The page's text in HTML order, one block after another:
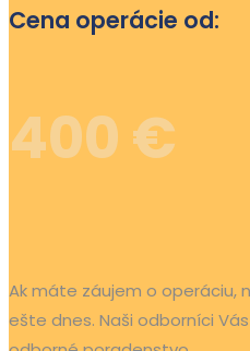
Cena operácie od:
400 €
Ak máte záujem o operáciu,
ešte dnes. Naši odborníci